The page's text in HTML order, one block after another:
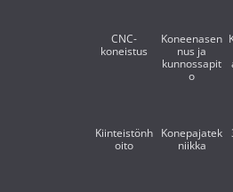
CNC-
koneistus
Koneenasen
nus ja
kunnossapit
o
Kiinteistönh
oito
Konepajatek
niikka